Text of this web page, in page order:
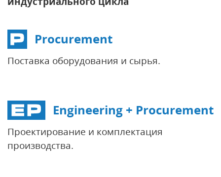
Procurement
Поставка оборудования и сырья.
Engineering + Procurement
Проектирование и комплектация
производства.